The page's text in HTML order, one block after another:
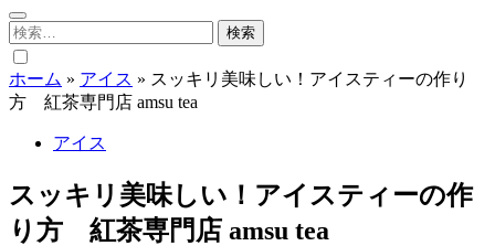
検
索:
ホーム » アイス » スッキリ美味しい！アイスティーの作り
方 紅茶専門店 amsu tea
アイス
スッキリ美味しい！アイスティーの作
り方 紅茶専門店 amsu tea